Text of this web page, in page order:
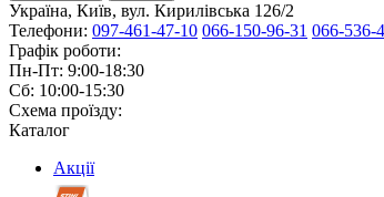
Україна, Київ, вул. Кирилівська 126/2
Телефони: 097-461-47-10 066-150-96-31 066-536-
Графік роботи:
Пн-Пт: 9:00-18:30
Сб: 10:00-15:30
Схема проїзду:
Каталог
Акції